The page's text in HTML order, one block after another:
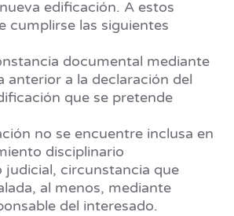
edificación. A estos
cumplirse las siguientes
documental mediante
anterior a la declaración del
que se pretende
no se encuentre inclusa en
disciplinario
judicial, circunstancia que
al menos, mediante
del interesado.